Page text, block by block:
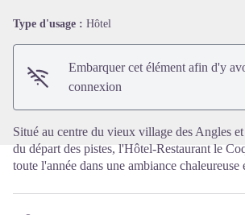
Type d'usage : Hôtel
Embarquer cet élément afin d'y
connexion
Situé au centre du vieux village des Angles
du départ des pistes, l'Hôtel-Restaurant le
toute l'année dans une ambiance chaleureuse